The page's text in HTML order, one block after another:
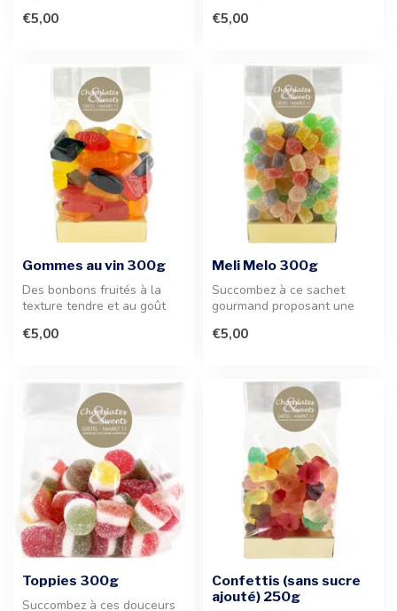
€5,00
ludiqu...
€5,00
Gommes au vin 300g
Des bonbons fruités à la
texture tendre et au goût
class...
€5,00
Meli Melo 300g
Succombez à ce sachet
gourmand proposant une
friandises aux ...
€5,00
Toppies 300g
Succombez à ces douceurs
Confettis (sans sucre
ajouté) 250g